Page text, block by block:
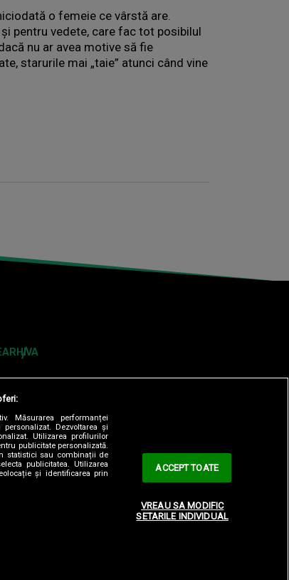
o femeie ce vârstă are.
pentru vedete, care fac tot posibilul
nu ar avea motive să fie
starurile mai „taie” atunci când vine
ARHIVA
CONTACT
SPYNEWS.ROTVHAPPY.RO
Măsurarea performanței
Dezvoltarea și
Utilizarea profilurilor
publicitate personalizată.
statistici sau combinații de
publicitatea. Utilizarea
și identificarea prin
ACCEPT TOATE
VREAU SA MODIFIC
SETARILE INDIVIDUAL